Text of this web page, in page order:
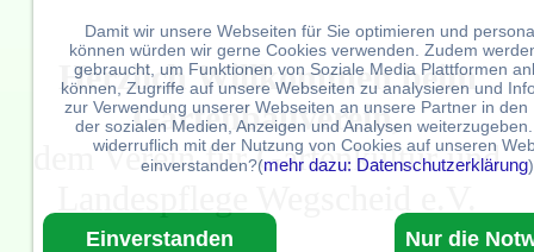
Herzlich Willkommen beim
Gartenbauverein,
dem Verein für Gartenkultur und
Damit wir unsere Webseiten für Sie optimieren und
können würden wir gerne Cookies verwenden. Zudem
gebraucht, um Funktionen von Soziale Media Plattformen
können, Zugriffe auf unsere Webseiten zu analysieren und
zur Verwendung unserer Webseiten an unsere Partner in den
der sozialen Medien, Anzeigen und Analysen
widerruflich mit der Nutzung von Cookies auf unseren
einverstanden?(mehr dazu: Datenschutzerklärung)
Einverstanden Nur die